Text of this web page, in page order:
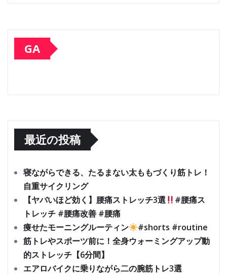
GA
最近の投稿
寝ながらできる、たるまない太ももづくり筋トレ！
自重サイクリング
【ヤバいほど効く】腰痛ストレッチ3選
#腰痛ス
トレッチ #腰痛改善 #腰痛
痩せたモーニングルーティン
#shorts #routine
筋トレやスポーツ前に！全身ウォーミングアップ動
的ストレッチ【6分間】
エアロバイクに乗りながら二の腕筋トレ3選